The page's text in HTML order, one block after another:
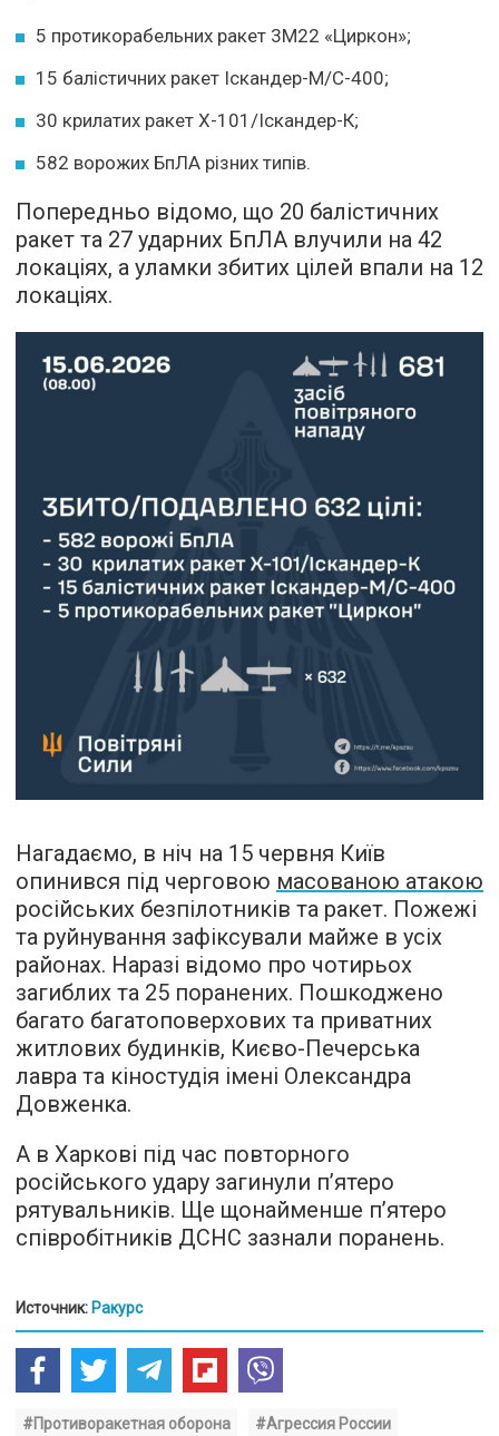
5 протикорабельних ракет 3М22 «Циркон»;
15 балістичних ракет Іскандер-М/С-400;
30 крилатих ракет Х-101/Іскандер-К;
582 ворожих БпЛА різних типів.
Попередньо відомо, що 20 балістичних
ракет та 27 ударних БпЛА влучили на 42
локаціях, а уламки збитих цілей впали на 12
локаціях.
Нагадаємо, в ніч на 15 червня Київ
опинився під черговою масованою атакою
російських безпілотників та ракет. Пожежі
та руйнування зафіксували майже в усіх
районах. Наразі відомо про чотирьох
загиблих та 25 поранених. Пошкоджено
багато багатоповерхових та приватних
житлових будинків, Києво-Печерська
лавра та кіностудія імені Олександра
Довженка.
А в Харкові під час повторного
російського удару загинули п’ятеро
рятувальників. Ще щонайменше п’ятеро
співробітників ДСНС зазнали поранень.
Источник: Ракурс
#Противоракетная оборона #Агрессия России